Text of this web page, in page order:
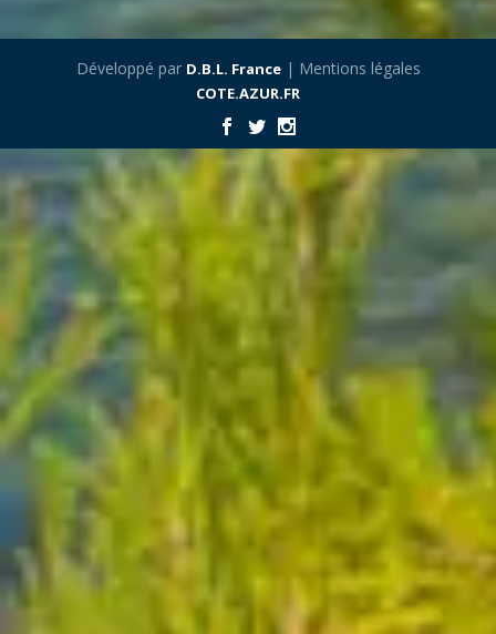
Développé par D.B.L. France| Mentions légales
COTE.AZUR.FR